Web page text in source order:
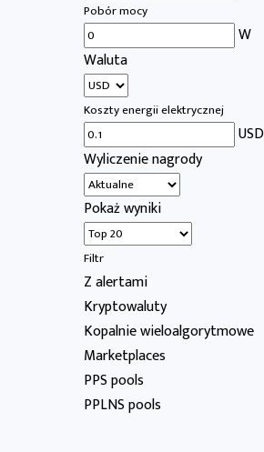
Pobór mocy
W
Waluta
Koszty energii elektrycznej
Wyliczenie nagrody
Pokaż wyniki
Filtr
Z alertami
Kryptowaluty
Kopalnie wieloalgorytmowe
Marketplaces
PPS pools
PPLNS pools